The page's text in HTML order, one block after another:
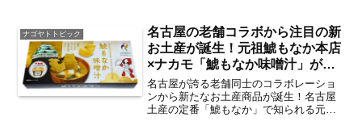
（水）から7月14日（火）まで名古屋駅前
「ナナ...
ナゴヤトトピック
名古屋の老舗コラボから注目の新
お土産が誕生！元祖鯱もなか本店
×ナカモ「鯱もなか味噌汁」が
2026年7月5日より発売開始 ど
こで買える？【名古屋発】
名古屋が誇る老舗同士のコラボレーショ
ンから新たなお土産商品が誕生！名古屋
土産の定番「鯱もなか」で知られる元祖